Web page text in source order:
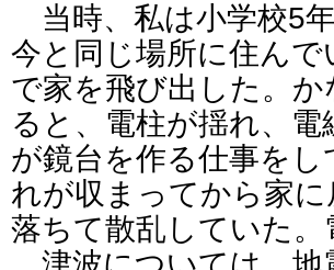
当時、私は小学校5
今と同じ場所に住ん
で家を飛び出した。
ると、電柱が揺れ、
が鏡台を作る仕事を
れが収まってから家
落ちて散乱していた